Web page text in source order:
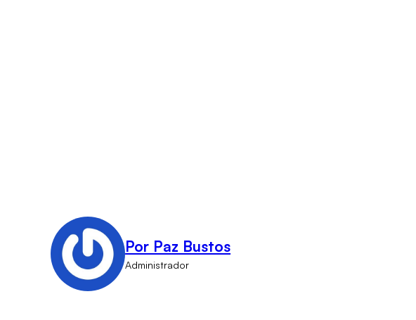
Por Paz Bustos
Administrador